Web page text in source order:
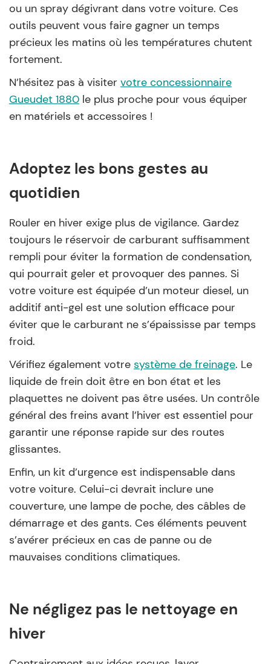
ou un spray dégivrant dans votre voiture. Ces
outils peuvent vous faire gagner un temps
précieux les matins où les températures chutent
fortement.
N’hésitez pas à visiter votre concessionnaire
Gueudet 1880 le plus proche pour vous équiper
en matériels et accessoires !
Adoptez les bons gestes au
quotidien
Rouler en hiver exige plus de vigilance. Gardez
toujours le réservoir de carburant suffisamment
rempli pour éviter la formation de condensation,
qui pourrait geler et provoquer des pannes. Si
votre voiture est équipée d’un moteur diesel, un
additif anti-gel est une solution efficace pour
éviter que le carburant ne s’épaississe par temps
froid.
Vérifiez également votre système de freinage. Le
liquide de frein doit être en bon état et les
plaquettes ne doivent pas être usées. Un contrôle
général des freins avant l’hiver est essentiel pour
garantir une réponse rapide sur des routes
glissantes.
Enfin, un kit d’urgence est indispensable dans
votre voiture. Celui-ci devrait inclure une
couverture, une lampe de poche, des câbles de
démarrage et des gants. Ces éléments peuvent
s’avérer précieux en cas de panne ou de
mauvaises conditions climatiques.
Ne négligez pas le nettoyage en
hiver